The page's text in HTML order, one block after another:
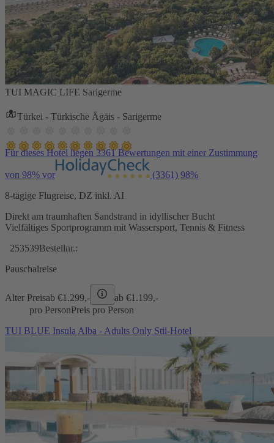
TUI MAGIC LIFE Sarigerme
Türkei - Türkische Ägäis - Sarigerme
Für dieses Hotel liegen 3361 Bewertungen mit einer Zustimmung
von 98% vor (3361) 98%
8-tägige Flugreise, DZ inkl. AI
Direkt am traumhaften Sandstrand in idyllischer Bucht
Vielfältiges Sportprogramm mit Wassersport, Tennis & Fitness
253539Bestellnr.:
Pauschalreise
Alter Preisab €1.299,- ab €1.199,-
pro PersonPreis pro Person
TUI BLUE Insula Alba - Adults Only Stil-Hotel